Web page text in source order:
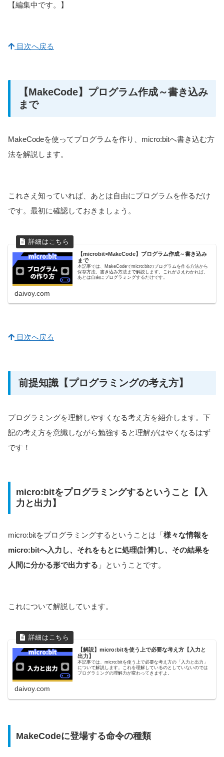
【編集中です。】
目次へ戻る
【MakeCode】プログラム作成～書き込み
まで
MakeCodeを使ってプログラムを作り、micro:bitへ書き込む方
法を解説します。
これさえ知っていれば、あとは自由にプログラムを作るだけ
です。最初に確認しておきましょう。
【microbit×MakeCode】プログラム作成～書き込み
まで
本記事では、MakeCodeでmicro:bitのプログラムを作る方法から
保存方法、書き込み方法まで解説します。これがさえわかれば、
あとは自由にプログラミングするだけです。
daivoy.com
目次へ戻る
前提知識【プログラミングの考え方】
プログラミングを理解しやすくなる考え方を紹介します。下
記の考え方を意識しながら勉強すると理解がはやくなるはず
です！
micro:bitをプログラミングするということ【入
力と出力】
micro:bitをプログラミングするということは「様々な情報を
micro:bitへ入力し、それをもとに処理(計算)し、その結果を
人間に分かる形で出力する 」ということです。
これについて解説しています。
【解説】micro:bitを使う上で必要な考え方【入力と
出力】
本記事では、micro:bitを使う上で必要な考え方の「入力と出力」
について解説します。これを理解しているのとしていないのでは
プログラミングの理解力が変わってきますよ。
daivoy.com
MakeCodeに登場する命令の種類